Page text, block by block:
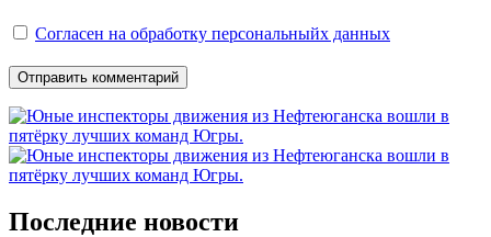
Согласен на обработку персональныйх данных
Последние новости